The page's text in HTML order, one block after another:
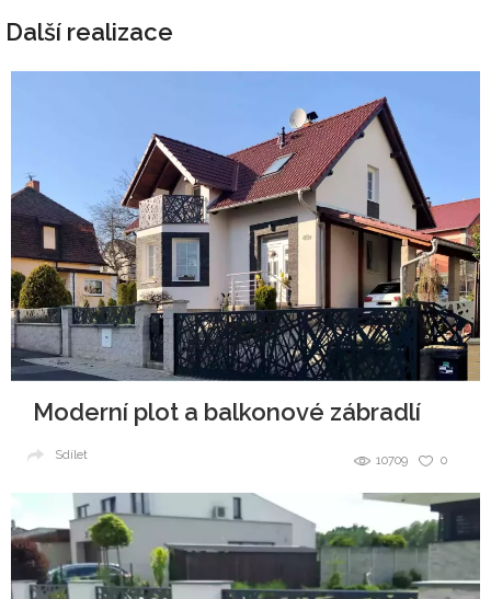
Další realizace
Moderní plot a balkonové zábradlí
0
10709
Sdílet